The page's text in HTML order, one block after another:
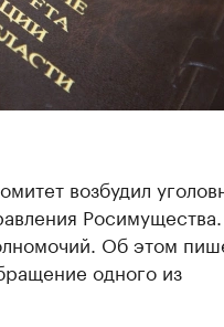
возбудил
Об этом
одного из